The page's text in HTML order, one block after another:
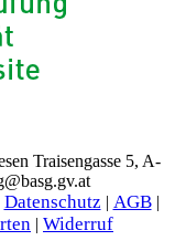
Traisengasse 5, A-
Datenschutz | AGB|
| Widerruf